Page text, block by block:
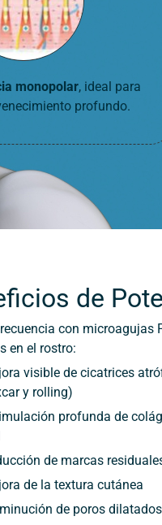
monopolar, ideal para
profundo.
de
con microagujas
en el rostro:
visible de cicatrices
y rolling)
profunda de
de marcas
de la textura cutánea
de poros dilatados